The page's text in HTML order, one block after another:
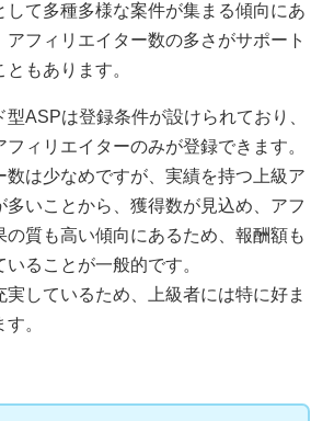
して多種多様な案件が集まる傾向にあ
アフィリエイター数の多さがサポート
もあります。
ASPは登録条件が設けられており、
ィリエイターのみが登録できます。
数は少なめですが、実績を持つ上級ア
多いことから、獲得数が見込め、アフ
の質も高い傾向にあるため、報酬額も
ることが一般的です。
実しているため、上級者には特に好ま
。